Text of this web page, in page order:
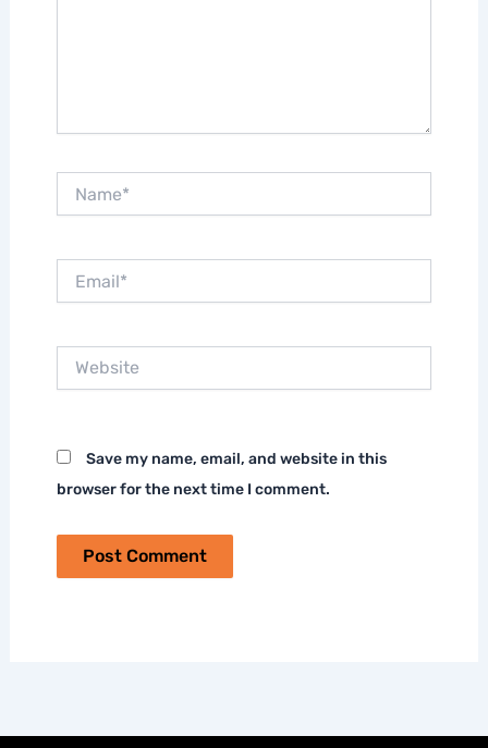
Save my name, email, and website in this
browser for the next time I comment.